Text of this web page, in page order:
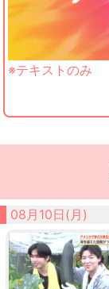
※テキストのみ
08月10日(月)